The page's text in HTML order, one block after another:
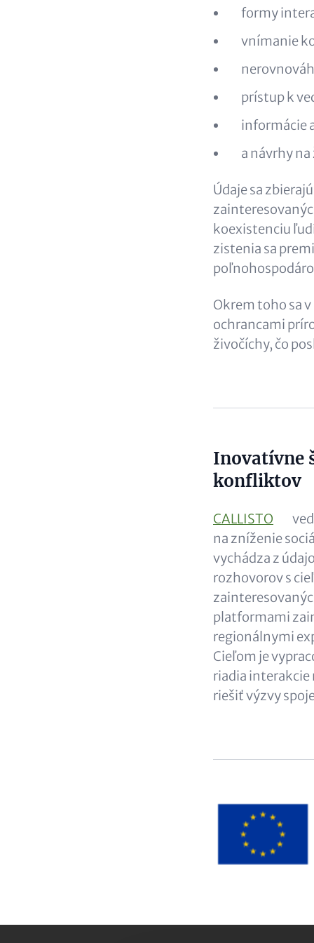
formy
vnímanie
prístup k
informácie
a návrhy
Údaje sa
koexistenciu
zistenia sa
Okrem toho sa
ochrancami
živočíchy, čo
Content
Inovatívne
konfliktov
CALLISTO
na zníženie
vychádza z
rozhovorov s
platformami
regionálnymi
Cieľom je
riadia interakcie
riešiť výzvy
Image
Text
(optional)